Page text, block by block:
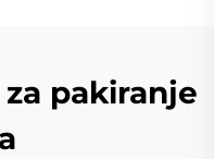
pakiranje